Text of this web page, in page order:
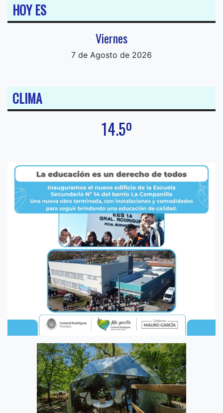
HOY ES
Viernes
7 de Agosto de 2026
CLIMA
14.5º